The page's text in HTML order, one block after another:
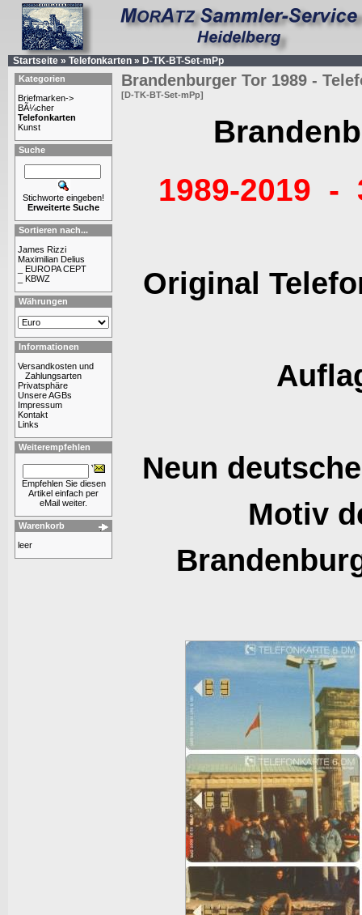
Startseite » Telefonkarten » D-TK-BT-Set-mPp
Kategorien
Briefmarken->
BÃ¼cher
Telefonkarten
Kunst
Suche
Stichworte eingeben!
Erweiterte Suche
Sortieren nach...
James Rizzi
Maximilian Delius
_ EUROPA CEPT
_ KBWZ
Währungen
Informationen
Versandkosten und
Zahlungsarten
Privatsphäre
Unsere AGBs
Impressum
Kontakt
Links
Weiterempfehlen
Empfehlen Sie diesen
Artikel einfach per
eMail weiter.
Warenkorb
leer
Brandenburger Tor 1989 -
[D-TK-BT-Set-mPp]
1989-2019 -
Original
Neun
Motiv